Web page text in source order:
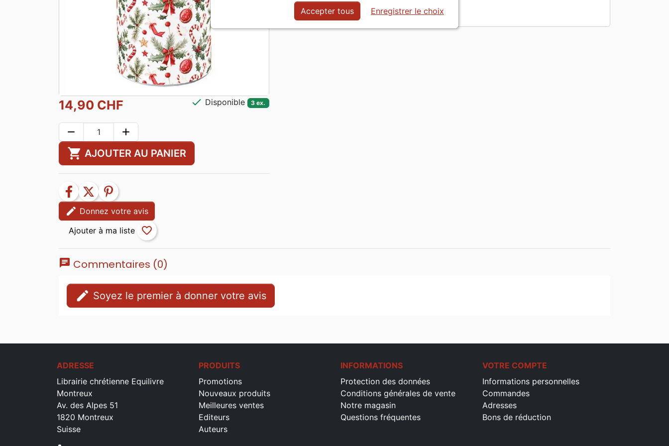
Date de parution
En stock
3 ex.
14,90 CHF check Disponible 3 ex.
remove add
shopping_cart AJOUTER AU PANIER
facebook twitter
pinterest
edit Donnez votre avis
favorite_border
chat Commentaires (0)
edit Soyez le premier à donner votre avis
ADRESSE
Librairie chrétienne Equilivre
Montreux
Av. des Alpes 51
1820 Montreux
Suisse
PRODUITS
Promotions
Nouveaux produits
Meilleures ventes
Editeurs
Auteurs
INFORMATIONS
Protection des données
Conditions générales de vente
Notre magasin
Questions fréquentes
VOTRE COMPTE
Informations personnelles
Commandes
Adresses
Bons de réduction
Accepter tous Enregistrer le choix